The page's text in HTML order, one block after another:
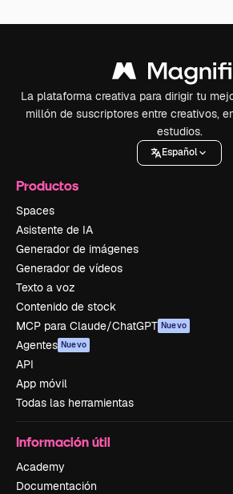
La plataforma creativa para dirigir tu
millón de suscriptores entre creativos,
estudios.
Español
Productos
Spaces
Asistente de IA
Generador de imágenes
Generador de vídeos
Texto a voz
Contenido de stock
MCP para Claude/ChatGPT Nuevo
Agentes Nuevo
API
App móvil
Todas las herramientas
Información útil
Academy
Documentación